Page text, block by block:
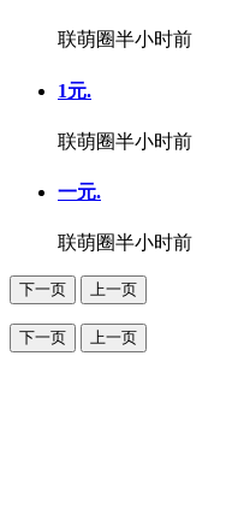
联萌圈半小时前
1元.
联萌圈半小时前
一元.
联萌圈半小时前
下一页 上一页
下一页 上一页